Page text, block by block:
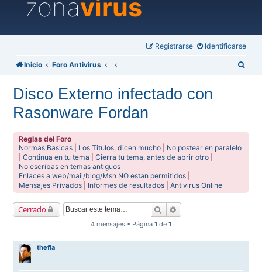
zonavirus
Identificarse
Registrarse
Inicio Foro Antivirus
Disco Externo infectado con
Rasonware Fordan
Reglas del Foro
Normas Basicas
Los Titulos, dicen mucho
No postear en paralelo
|Continua en tu tema |Cierra tu tema, antes de abrir otro
No escribas en temas antiguos
Enlaces a web/mail/blog/Msn NO estan permitidos
Mensajes Privados
Informes de resultados |Antivirus Online
Cerrado Buscar
4 mensajes • Página 1 de 1
thefla